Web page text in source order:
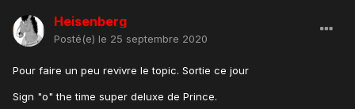
Heisenberg
Posté(e) le 25 septembre 2020
Pour faire un peu revivre le topic. Sortie ce jour
Sign "o" the time super deluxe de Prince.